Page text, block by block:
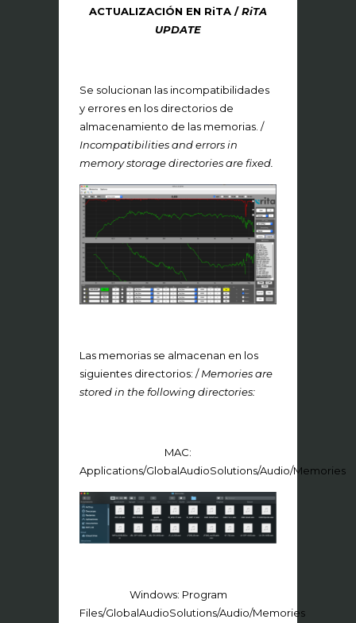
ACTUALIZACIÓN EN RiTA /RiTA
UPDATE
Se solucionan las incompatibilidades
y errores en los directorios de
almacenamiento de las memorias. /
Incompatibilities and errors in
memory storage directories are fixed.
Las memorias se almacenan en los
siguientes directorios: /Memories are
stored in the following directories:
MAC:
Applications/GlobalAudioSolutions/Audio/Memories
Windows: Program
Files/GlobalAudioSolutions/Audio/Memories